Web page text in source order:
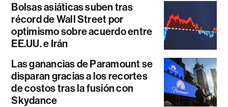
Bolsas asiáticas suben tras
récord de Wall Street por
optimismo sobre acuerdo entre
EE.UU. e Irán
Las ganancias de Paramount se
disparan gracias a los recortes
de costos tras la fusión con
Skydance